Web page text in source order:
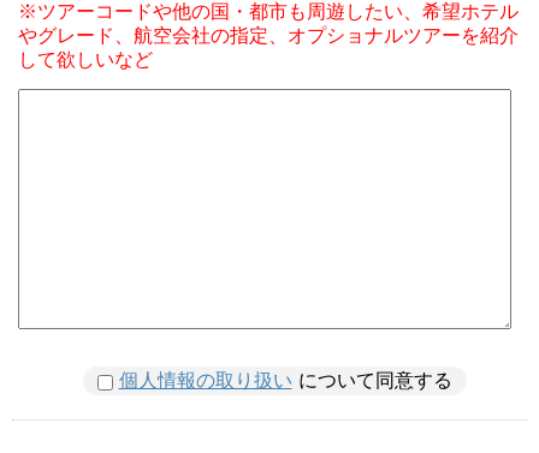
※ツアーコードや他の国・都市も周遊したい、希望ホテル
やグレード、航空会社の指定、オプショナルツアーを紹介
して欲しいなど
個人情報の取り扱い について同意する